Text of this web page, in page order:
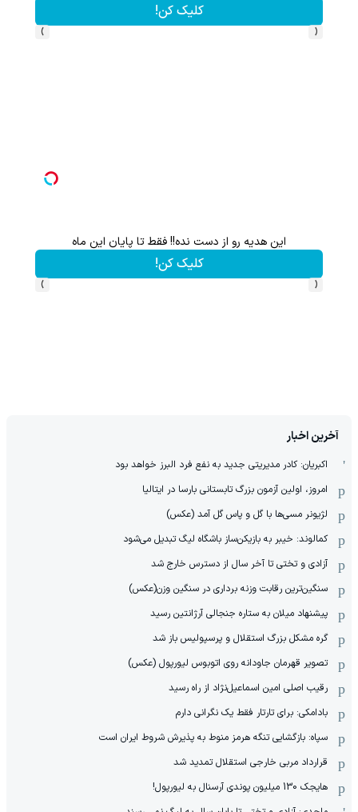
کلیک کن!
‹
›
این هدیه رو از دست نده!! فقط تا پایان این ماه
کلیک کن!
‹
›
آخرین اخبار
اکبریان: کادر مدیریتی جدید به نفع فرد البرز خواهد بود
امروز، اولین آزمون بزرگ تابستانی بارسا در ایتالیا
لژیونر مسی‌ها با گل و پاس گل آمد (عکس)
کمالوند: خیبر به بازیکن‌ساز باشگاه لیگ تبدیل می‌شود
آزادی و تختی تا آخر سال از دسترس خارج شد
سنگین‌ترین رقابت وزنه برداری در سنگین وزن(عکس)
پیشنهاد میلان به ستاره جنجالی آرژانتین رسید
گره مشکل بزرگ استقلال و پرسپولیس باز شد
تصویر قهرمان جاودانه روی اتوبوس لیورپول (عکس)
رقیب اصلی امین اسماعیل‌نژاد از راه رسید
بادامکی: برای تارتار فقط یک نگرانی دارم
سپاه: بازگشایی تنگه هرمز منوط به پذیرش شروط ایران است
قرارداد مربی خارجی استقلال تمدید شد
هایجک 130 میلیون پوندی آرسنال به لیورپول!